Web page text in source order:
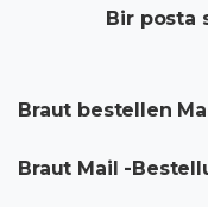
Bir posta
Braut bestellen
Braut Mail -